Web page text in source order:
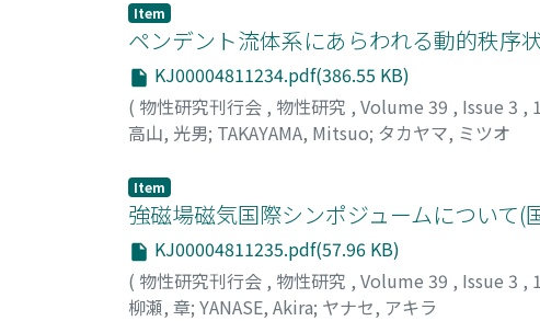
似の範囲内で考察した。
Item
ペンデント流体系にあらわれる動的秩序
KJ00004811234.pdf(386.55 KB)
( 物性研究刊行会 , 物性研究 , Volume 39 , Issue 3 ,
高山, 光男; TAKAYAMA, Mitsuo; タカヤマ, ミツオ
Item
強磁場磁気国際シンポジュームについて(
KJ00004811235.pdf(57.96 KB)
( 物性研究刊行会 , 物性研究 , Volume 39 , Issue 3 ,
柳瀬, 章; YANASE, Akira; ヤナセ, アキラ